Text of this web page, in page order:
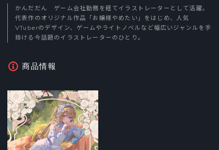
かんだだん ゲーム会社勤務を経てイラストレーターとして活躍。
代表作のオリジナル作品「お嬢様やめたい」をはじめ、人気
VTuberのデザイン、ゲームやライトノベルなど幅広いジャンルを手
掛ける今話題のイラストレーターのひとり。
商品情報